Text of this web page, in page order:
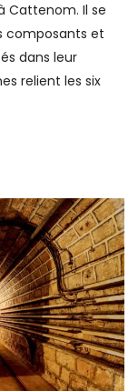
Cattenom. Il se
composants et
dans leur
relient les six